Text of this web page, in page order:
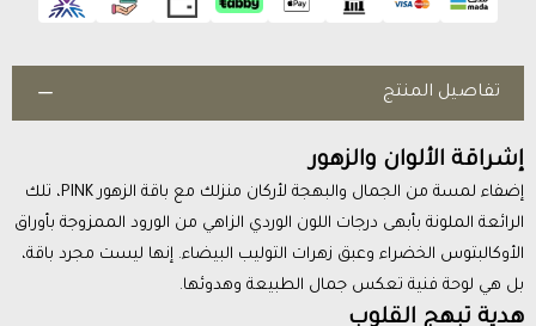
تفاصيل المنتج
إشراقة الألوان والزهور
إضفاء لمسة من الجمال والبهجة لأركان منزلك مع باقة الزهور PINK، تلك
الرائعة الملونة بأبهى درجات اللون الوردي الزاهي من الورود الممزوجة بأوراق
الأوكالبتوس الخضراء وعبق زهرات التوليب البيضاء. إنها ليست مجرد باقة،
بل هي لوحة فنية تعكس جمال الطبيعة وهدوئها.
هدية تبهج القلوب